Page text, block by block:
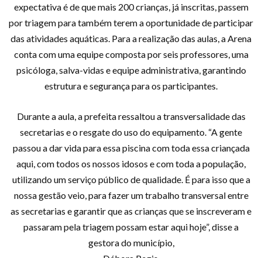
expectativa é de que mais 200 crianças, já inscritas, passem
por triagem para também terem a oportunidade de participar
das atividades aquáticas. Para a realização das aulas, a Arena
conta com uma equipe composta por seis professores, uma
psicóloga, salva-vidas e equipe administrativa, garantindo
estrutura e segurança para os participantes.
Durante a aula, a prefeita ressaltou a transversalidade das
secretarias e o resgate do uso do equipamento. “A gente
passou a dar vida para essa piscina com toda essa criançada
aqui, com todos os nossos idosos e com toda a população,
utilizando um serviço público de qualidade. É para isso que a
nossa gestão veio, para fazer um trabalho transversal entre
as secretarias e garantir que as crianças que se inscreveram e
passaram pela triagem possam estar aqui hoje”, disse a
gestora do município,